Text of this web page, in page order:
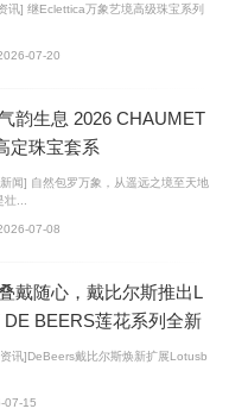
店璀璨揭幕
用于举办展览、活
的难忘时刻与珍贵回
店亦是珠宝爱好者相
的一方天地。
比亚、南部非洲与博
地的设计元素，与别
相映成趣。
讯] 继Eclettica万象艺境高级珠宝系列
07-20
韵生息 2026 CHAUMET
定珠宝套系
闻] 自然包罗万象，从遥远之境至天地
...
07-08
戴随心，戴比尔斯推出L
BEERS莲花系列全新
讯]DeBeers戴比尔斯焕新扩展Lotusb
07-15